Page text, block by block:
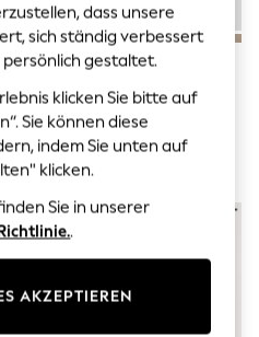
sets
Steinfarben/Beige - Sandalen
Gepolstertem Fußbett
21 € - 25 €
dass unsere
sich ständig verbessert
gestaltet.
klicken Sie bitte auf
Sie können diese
indem Sie unten auf
klicken.
Sie in unserer
.
AKZEPTIEREN